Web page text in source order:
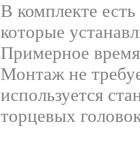
В комплекте
которые
Примерное
Монтаж не
используется
торцевых